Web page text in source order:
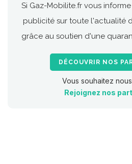
Si Gaz-Mobilite.fr vous
publicité sur toute l'actualité
grâce au soutien d'une
DÉCOUVRIR NOS
Vous souhaitez
Rejoignez nos